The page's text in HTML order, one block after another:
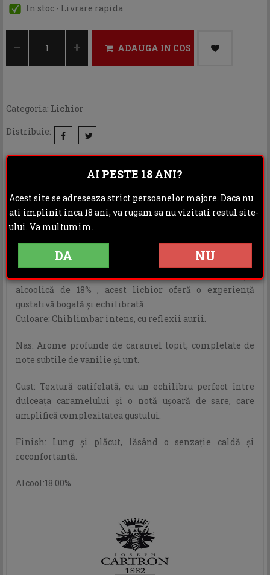
In stoc - Livrare rapida
ADAUGA IN COS
Categoria: Lichior
Distribuie:
INFORMATII ADITIONALE
OPINII (0)
Cartron Caramel Liqueur 0.7L este un lichior franțuzesc
rafinat, produs de distileria Joseph Cartron, fondată în
alcoolică de 18% , acest lichior oferă o experiență
gustativă bogată și echilibrată.​
Culoare: Chihlimbar intens, cu reflexii aurii.​
Nas: Arome profunde de caramel topit, completate de
note subtile de vanilie și unt.​
Gust: Textură catifelată, cu un echilibru perfect între
dulceața caramelului și o notă ușoară de sare, care
amplifică complexitatea gustului.​
Finish: Lung și plăcut, lăsând o senzație caldă și
reconfortantă.
Alcool:18.00%
AI PESTE 18 ANI?
Acest site se adreseaza strict persoanelor majore. Daca nu
ati implinit inca 18 ani, va rugam sa nu vizitati restul site-
ului. Va multumim.
DA NU